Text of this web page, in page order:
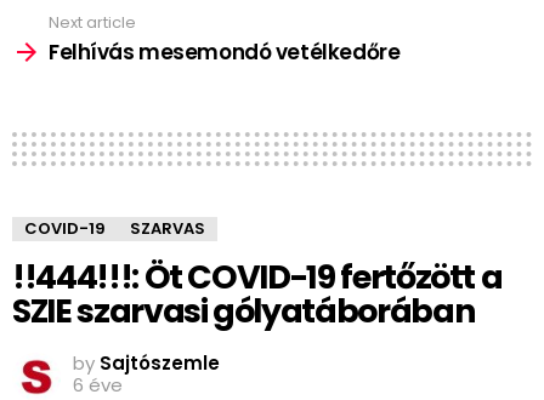
Next article
Felhívás mesemondó vetélkedőre
COVID-19 SZARVAS
!!444!!!: Öt COVID-19 fertőzött a
SZIE szarvasi gólyatáborában
by Sajtószemle
6 éve